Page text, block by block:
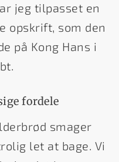
jeg tilpasset en
opskrift, som den
på Kong Hans i
fordele
smager
let at bage. Vi